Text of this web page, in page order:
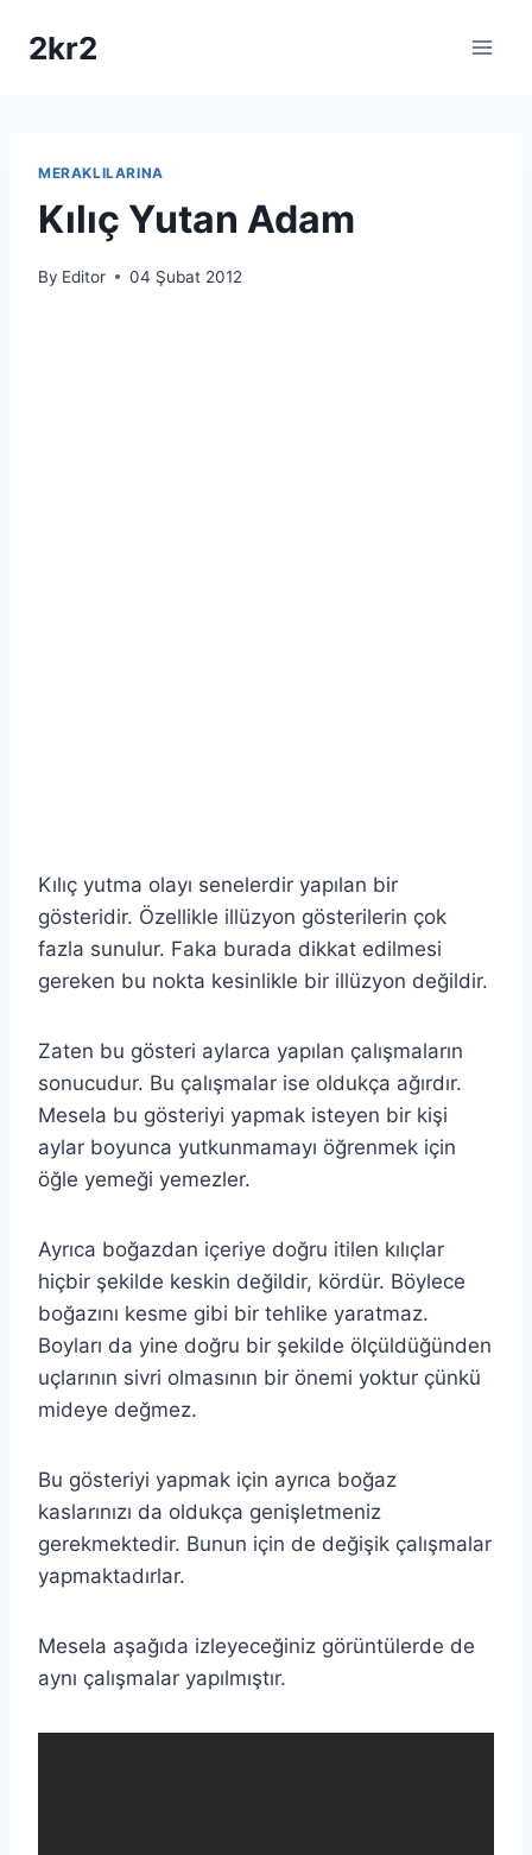
2kr2
MERAKLILARINA
Kılıç Yutan Adam
By Editor 04 Şubat 2012
Kılıç yutma olayı senelerdir yapılan bir
gösteridir. Özellikle illüzyon gösterilerin çok
fazla sunulur. Faka burada dikkat edilmesi
gereken bu nokta kesinlikle bir illüzyon değildir.
Zaten bu gösteri aylarca yapılan çalışmaların
sonucudur. Bu çalışmalar ise oldukça ağırdır.
Mesela bu gösteriyi yapmak isteyen bir kişi
aylar boyunca yutkunmamayı öğrenmek için
öğle yemeği yemezler.
Ayrıca boğazdan içeriye doğru itilen kılıçlar
hiçbir şekilde keskin değildir, kördür. Böylece
boğazını kesme gibi bir tehlike yaratmaz.
Boyları da yine doğru bir şekilde ölçüldüğünden
uçlarının sivri olmasının bir önemi yoktur çünkü
mideye değmez.
Bu gösteriyi yapmak için ayrıca boğaz
kaslarınızı da oldukça genişletmeniz
gerekmektedir. Bunun için de değişik çalışmalar
yapmaktadırlar.
Mesela aşağıda izleyeceğiniz görüntülerde de
aynı çalışmalar yapılmıştır.